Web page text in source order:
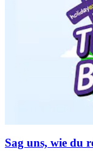
Sag uns, wie du